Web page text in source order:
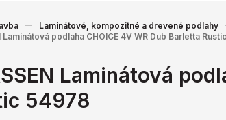
Laminátové, kompozitné a drevené podlahy
Laminátová podlaha CHOICE 4V WR Dub Barletta
Laminátová
54978